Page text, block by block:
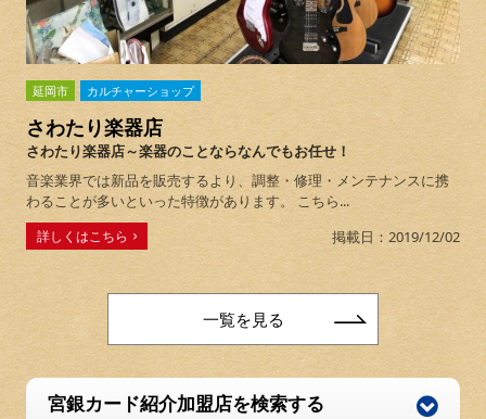
延岡市 カルチャーショップ
さわたり楽器店
さわたり楽器店～楽器のことならなんでもお任せ！
音楽業界では新品を販売するより、調整・修理・メンテナンスに携
わることが多いといった特徴があります。 こちら...
詳しくはこちら 掲載日：2019/12/02
一覧を見る
宮銀カード紹介加盟店を検索する